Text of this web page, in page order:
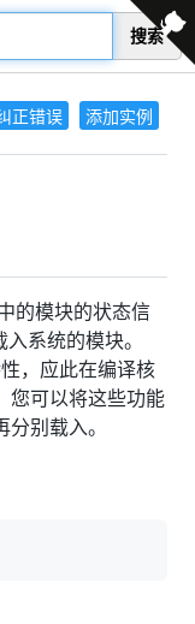
搜索
正错误 添加实例
的模块的状态信
系统的模块。
，应此在编译核
您可以将这些功能
别载入。